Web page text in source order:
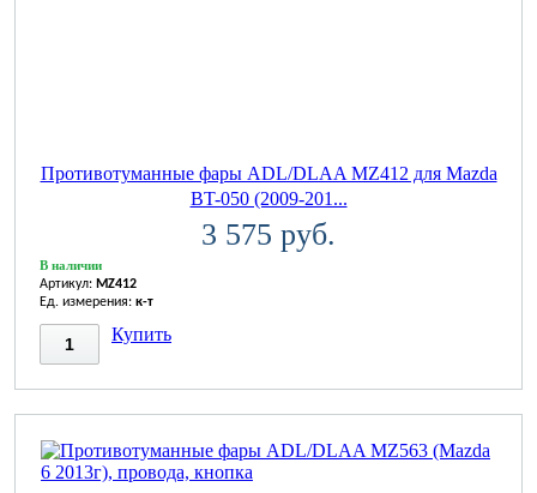
Противотуманные фары ADL/DLAA MZ412 для Mazda
BT-050 (2009-201...
3 575 руб.
В наличии
Артикул: MZ412
Ед. измерения: к-т
Купить